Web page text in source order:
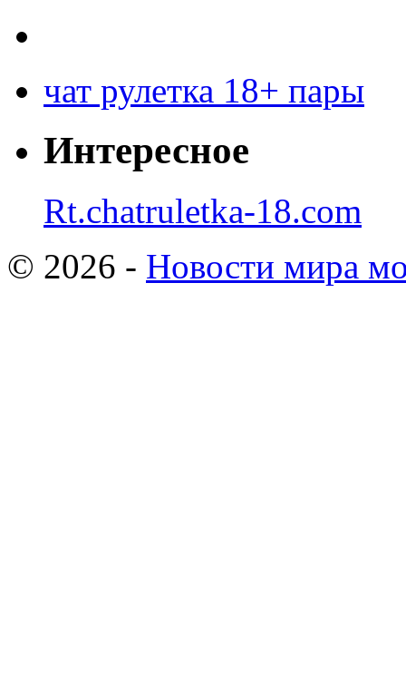
чат рулетка 18+ пары
Интересное
Rt.chatruletka-18.com
© 2026 - Новости мира